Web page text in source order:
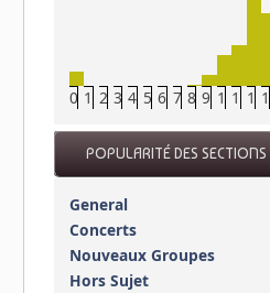
0 1 2 3 4 5 6 7 8 9 101112
POPULARITÉ DES SECTIONS
General
Concerts
Nouveaux Groupes
Hors Sujet